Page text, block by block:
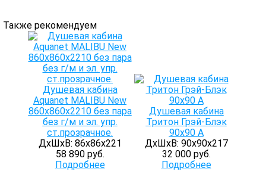
Также рекомендуем
Душевая кабина
Aquanet MALIBU New
860x860x2210 без пара
без г/м и эл. упр.
ст.прозрачное.
ДхШхВ: 86х86х221
58 890 руб.
Подробнее
Душевая кабина
Тритон Грэй-Блэк
90x90 А
ДхШхВ: 90х90х217
32 000 руб.
Подробнее